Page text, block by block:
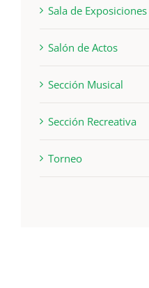
Sala de Exposiciones
Salón de Actos
Sección Musical
Sección Recreativa
Torneo